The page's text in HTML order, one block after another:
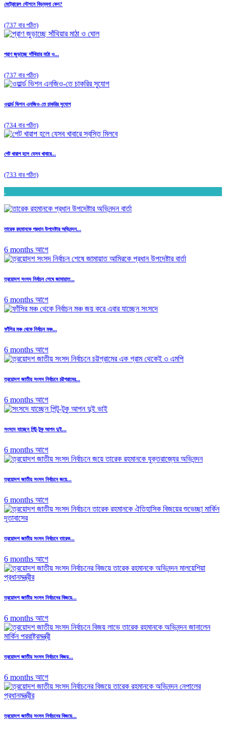
মেট্রোরেল স্টেশনে বিড়ম্বনা কেন?
(737 বার পঠিত)
প্রাণ জুড়াচ্ছে সাঁথিয়ার মাঠা ও...
(737 বার পঠিত)
ওয়ার্ল্ড ভিশন এনজিও-তে চাকরির সুযোগ
(734 বার পঠিত)
পেট খারাপ হলে যেসব খাবারে...
(733 বার পঠিত)
.
তারেক রহমানকে প্রধান উপদেষ্টার অভিনন্দন...
6 months আগে
ত্রয়োদশ সংসদ নির্বাচন শেষে জামায়াত...
6 months আগে
ফাঁসির মঞ্চ থেকে নির্বাচন মঞ্চ...
6 months আগে
ত্রয়োদশ জাতীয় সংসদ নির্বাচনে চট্টগ্রামের...
6 months আগে
সংসদে যাচ্ছেন পিন্টু-টুকু আপন দুই...
6 months আগে
ত্রয়োদশ জাতীয় সংসদ নির্বাচনে জয়ে...
6 months আগে
ত্রয়োদশ জাতীয় সংসদ নির্বাচনে তারেক...
6 months আগে
ত্রয়োদশ জাতীয় সংসদ নির্বাচনের বিজয়ে...
6 months আগে
ত্রয়োদশ জাতীয় সংসদ নির্বাচনে বিজয়...
6 months আগে
ত্রয়োদশ জাতীয় সংসদ নির্বাচনের বিজয়ে...